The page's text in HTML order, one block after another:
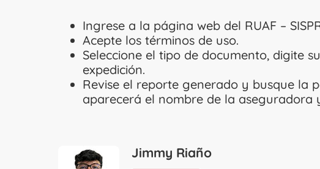
Ingrese a la página web del RUAF –
Acepte los términos de uso.
Seleccione el tipo de documento, digite
expedición.
Revise el reporte generado y busque la
aparecerá el nombre de la aseguradora
Jimmy Riaño